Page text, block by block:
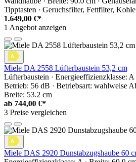
Tipptasten · Geruchsfilter, Fettfilter,
1.649,00 €*
1 Angebot anzeigen
Miele DA 2558 Lüfterbaustein 53,2 cm
Lüfterbaustein · Energieeffizienzklasse: A
Betrieb: 56 dB · Betriebsart: wahlweise
Breite: 53.2 cm
ab 744,00 €*
3 Preise vergleichen
Miele DAS 2920 Dunstabzugshaube 60